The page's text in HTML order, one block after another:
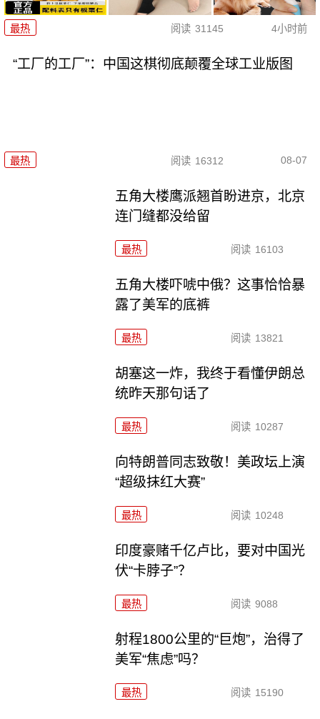
最热 阅读 31145 4小时前
“工厂的工厂”：中国这棋彻底颠覆全球工业版图
最热 阅读 16312 08-07
五角大楼鹰派翘首盼进京，北京
连门缝都没给留
最热 阅读 16103
五角大楼吓唬中俄？这事恰恰暴
露了美军的底裤
最热 阅读 13821
胡塞这一炸，我终于看懂伊朗总
统昨天那句话了
最热 阅读 10287
向特朗普同志致敬！美政坛上演
“超级抹红大赛”
最热 阅读 10248
印度豪赌千亿卢比，要对中国光
伏“卡脖子”？
最热 阅读 9088
射程1800公里的“巨炮”，治得了
美军“焦虑”吗？
最热 阅读 15190